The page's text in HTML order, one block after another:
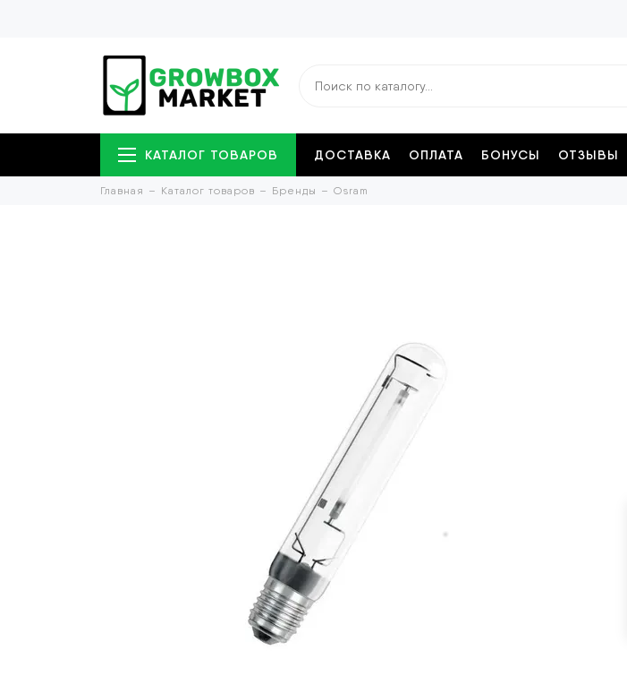
КАТАЛОГ ТОВАРОВ ДОСТАВКА ОПЛАТА БОНУСЫ ОТЗЫВЫ
Главная Каталог товаров Бренды Osram